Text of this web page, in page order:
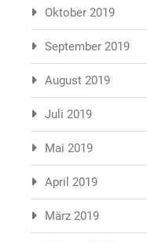
Oktober 2019
September 2019
August 2019
Juli 2019
Mai 2019
April 2019
März 2019